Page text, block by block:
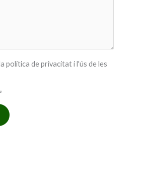
política de privacitat i l'ús de les